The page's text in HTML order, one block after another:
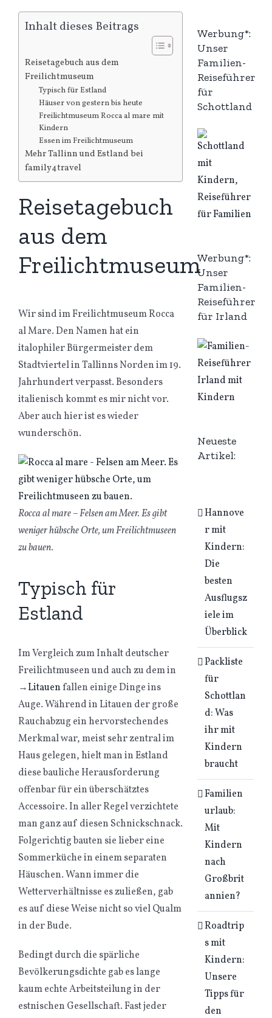
Inhalt dieses Beitrags
Reisetagebuch aus dem
Freilichtmuseum
Typisch für Estland
Häuser von gestern bis heute
Freilichtmuseum Rocca al mare mit
Kindern
Essen im Freilichtmuseum
Mehr Tallinn und Estland bei
family4travel
Reisetagebuch
aus dem
Freilichtmuseum
Wir sind im Freilichtmuseum Rocca
al Mare. Den Namen hat ein
italophiler Bürgermeister dem
Stadtviertel in Tallinns Norden im 19.
Jahrhundert verpasst. Besonders
italienisch kommt es mir nicht vor.
Aber auch hier ist es wieder
wunderschön.
Rocca al mare – Felsen am Meer. Es gibt
weniger hübsche Orte, um Freilichtmuseen
zu bauen.
Typisch für
Estland
Im Vergleich zum Inhalt deutscher
Freilichtmuseen und auch zu dem in
→Litauenfallen einige Dinge ins
Auge. Während in Litauen der große
Rauchabzug ein hervorstechendes
Merkmal war, meist sehr zentral im
Haus gelegen, hielt man in Estland
diese bauliche Herausforderung
offenbar für ein überschätztes
Accessoire. In aller Regel verzichtete
man ganz auf diesen Schnickschnack.
Folgerichtig bauten sie lieber eine
Sommerküche in einem separaten
Häuschen. Wann immer die
Wetterverhältnisse es zuließen, gab
es auf diese Weise nicht so viel Qualm
in der Bude.
Bedingt durch die spärliche
Bevölkerungsdichte gab es lange
kaum echte Arbeitsteilung in der
estnischen Gesellschaft. Fast jeder
Werbung*:
Unser
Familien-
Reiseführer
für
Schottland
Werbung*:
Unser
Familien-
Reiseführer
für Irland
Neueste
Artikel:
Hannove
r mit
Kindern:
Die
besten
Ausflugsz
iele im
Überblick
Packliste
für
Schottlan
d: Was
ihr mit
Kindern
braucht
Familien
urlaub:
Mit
Kindern
nach
Großbrit
annien?
Roadtrip
s mit
Kindern:
Unsere
Tipps für
den